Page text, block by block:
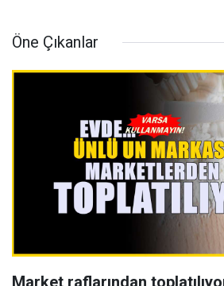
Öne Çıkanlar
Market raflarından